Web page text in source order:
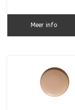
Meer info